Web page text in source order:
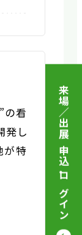
来場／出展 申込
・
ログイン
の看
発し
が特